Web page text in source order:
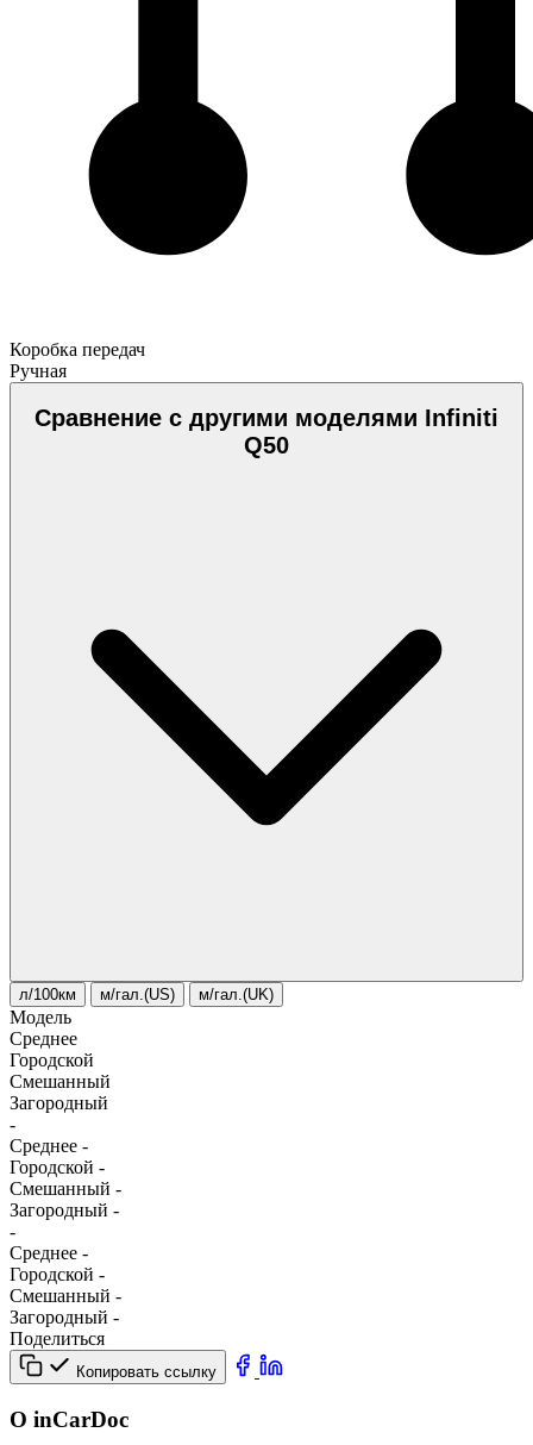
Коробка передач
Ручная
Сравнение с другими моделями Infiniti
Q50
л/100км м/гал.(US) м/гал.(UK)
Модель
Среднее
Городской
Смешанный
Загородный
-
Среднее -
Городской -
Смешанный -
Загородный -
-
Среднее -
Городской -
Смешанный -
Загородный -
Поделиться
Копировать ссылку
О inCarDoc